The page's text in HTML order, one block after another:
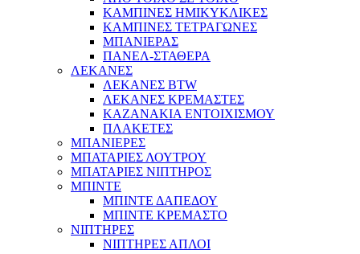
ΚΑΜΠΙΝΕΣ ΗΜΙΚΥΚΛΙΚΕΣ
ΚΑΜΠΙΝΕΣ ΤΕΤΡΑΓΩΝΕΣ
ΜΠΑΝΙΕΡΑΣ
ΠΑΝΕΛ-ΣΤΑΘΕΡΑ
ΛΕΚΑΝΕΣ
ΛΕΚΑΝΕΣ BTW
ΛΕΚΑΝΕΣ ΚΡΕΜΑΣΤΕΣ
ΚΑΖΑΝΑΚΙΑ ΕΝΤΟΙΧΙΣΜΟΥ
ΠΛΑΚΕΤΕΣ
ΜΠΑΝΙΕΡΕΣ
ΜΠΑΤΑΡΙΕΣ ΛΟΥΤΡΟΥ
ΜΠΑΤΑΡΙΕΣ ΝΙΠΤΗΡΟΣ
ΜΠΙΝΤΕ
ΜΠΙΝΤΕ ΔΑΠΕΔΟΥ
ΜΠΙΝΤΕ ΚΡΕΜΑΣΤΟ
ΝΙΠΤΗΡΕΣ
ΝΙΠΤΗΡΕΣ ΑΠΛΟΙ